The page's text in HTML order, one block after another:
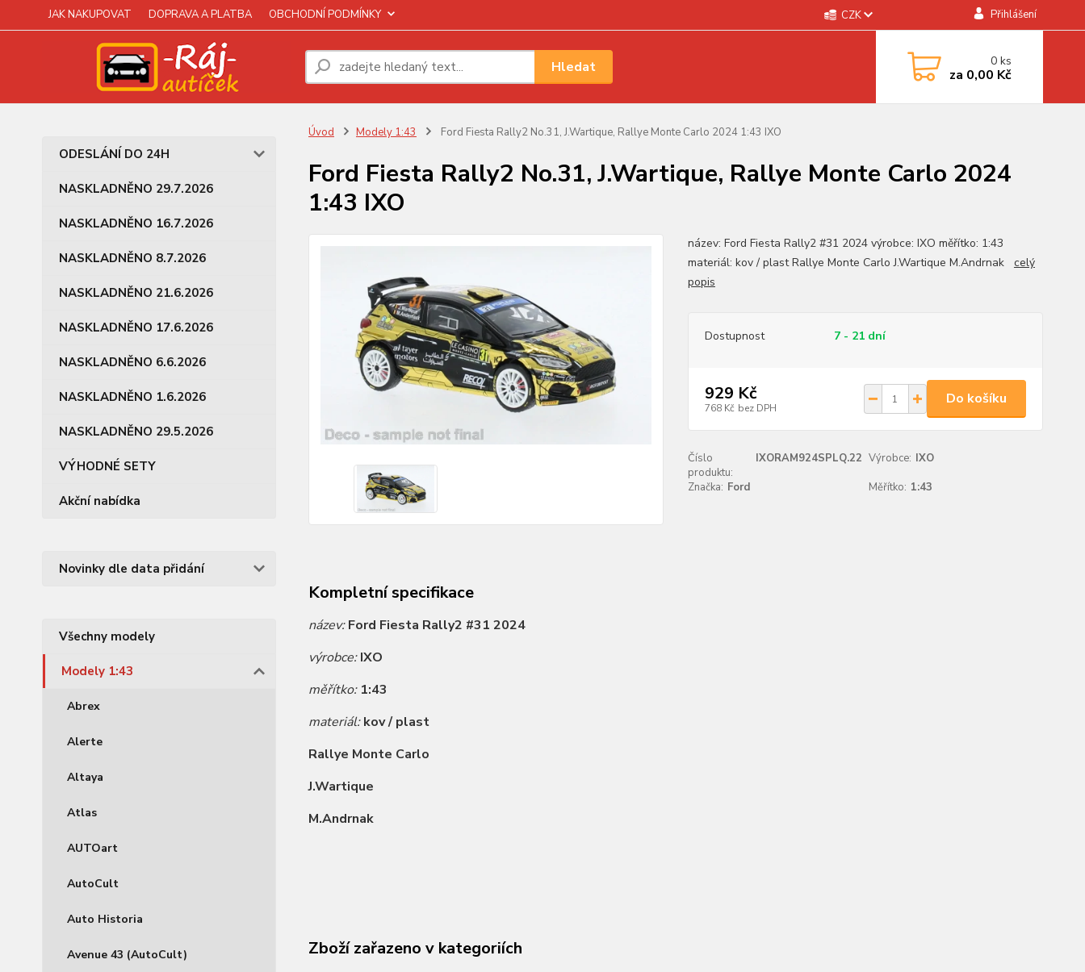
JAK NAKUPOVAT DOPRAVA A PLATBA OBCHODNÍ PODMÍNKY CZK Přihlášení
Hledat 0ks
za 0,00 Kč
ODESLÁNÍ DO 24H
NASKLADNĚNO 29.7.2026
NASKLADNĚNO 16.7.2026
NASKLADNĚNO 8.7.2026
NASKLADNĚNO 21.6.2026
NASKLADNĚNO 17.6.2026
NASKLADNĚNO 6.6.2026
NASKLADNĚNO 1.6.2026
NASKLADNĚNO 29.5.2026
VÝHODNÉ SETY
Akční nabídka
Novinky dle data přidání
Všechny modely
Modely 1:43
Abrex
Alerte
Altaya
Atlas
AUTOart
AutoCult
Auto Historia
Avenue 43 (AutoCult)
Úvod Modely 1:43 Ford Fiesta Rally2 No.31, J.Wartique, Rallye Monte Carlo 2024 1:43 IXO
Ford Fiesta Rally2 No.31, J.Wartique, Rallye Monte Carlo 2024
1:43 IXO
název: Ford Fiesta Rally2 #31 2024 výrobce: IXO měřítko: 1:43
materiál: kov / plast Rallye Monte Carlo J.Wartique M.Andrnak celý
popis
Dostupnost 7 - 21 dní
929 Kč
768 Kč bez DPH
Do košíku
Číslo
produktu:
IXORAM924SPLQ.22 Výrobce: IXO
Značka: Ford Měřítko: 1:43
Kompletní specifikace
název:Ford Fiesta Rally2 #31 2024
výrobce:IXO
měřítko: 1:43
materiál:kov / plast
Rallye Monte Carlo
J.Wartique
M.Andrnak
Zboží zařazeno v kategoriích